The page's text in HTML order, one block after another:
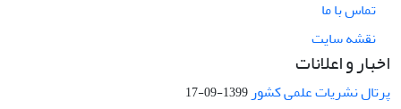
تماس با ما
نقشه سایت
اخبار و اعلانات
پرتال نشریات علمی کشور1399-09-17